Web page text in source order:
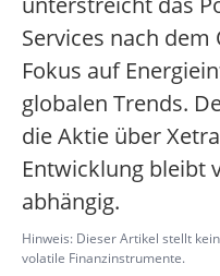
Services nach dem
Fokus auf
globalen Trends.
die Aktie über
Entwicklung bleibt
abhängig.
Hinweis: Dieser Artikel stellt
volatile Finanzinstrumente.